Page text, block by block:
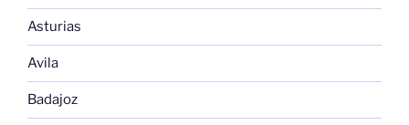
Asturias
Avila
Badajoz